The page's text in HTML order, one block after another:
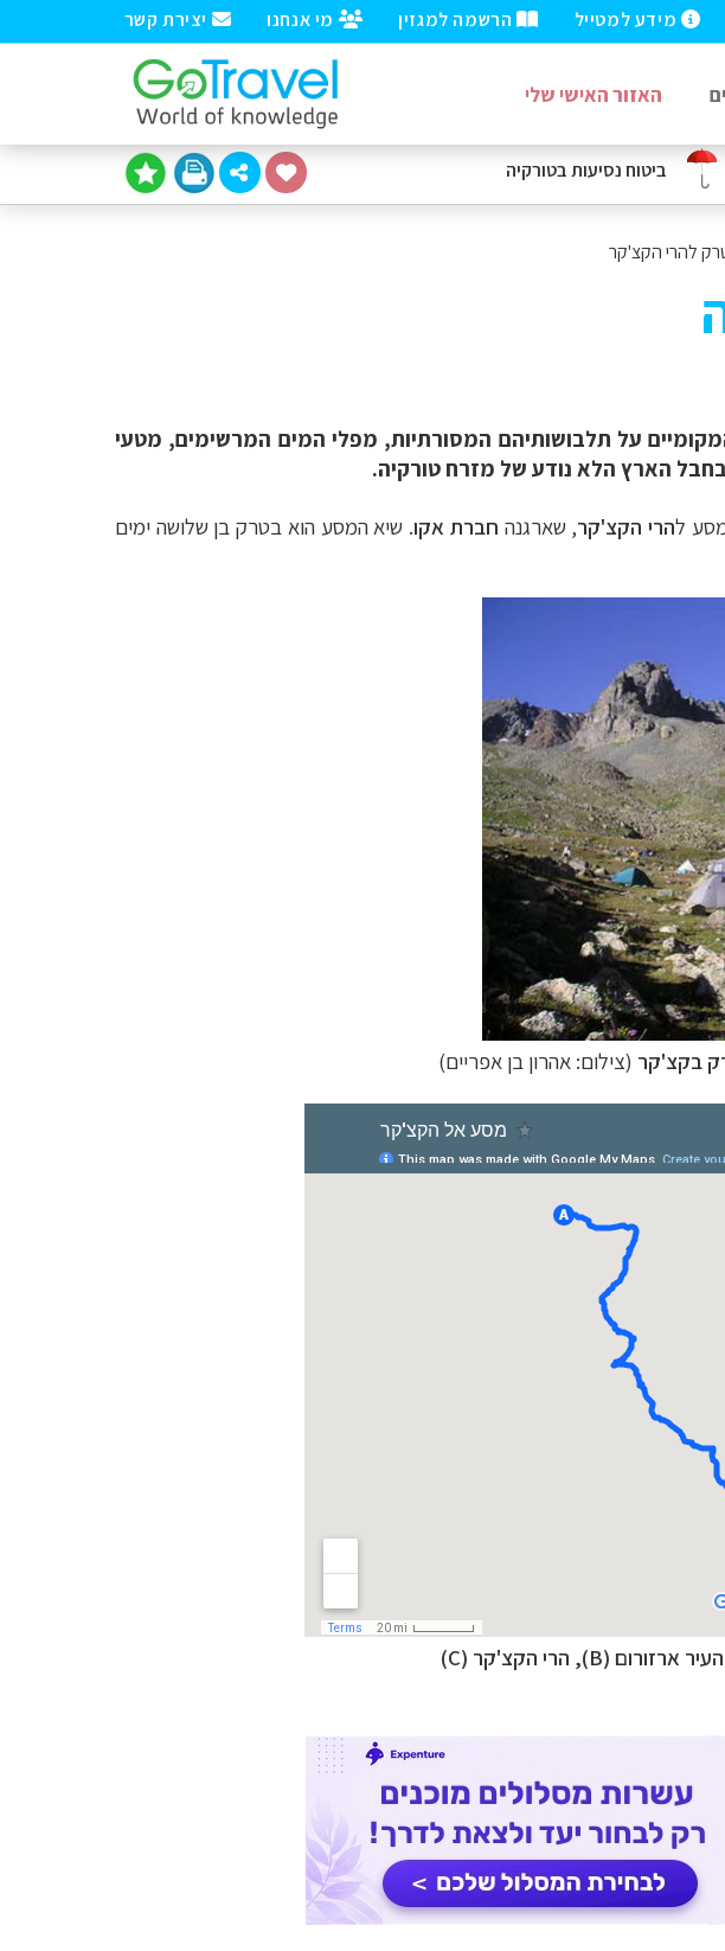
ביטוח נסיעותבטורקיה
יצירת קשר מי אנחנו הרשמה למגזין מידע למטייל
האזור האישי שלי
להרי הקצ'קר
על תלבושותיהם המסורתיות, מפלי המים המרשימים, מטעי
הארץ הלא נודע של מזרח טורקיה.
להרי הקצ'קר, שארגנה חברת אקו. שיא המסע הוא בטרק בן שלושה ימים
בקצ'קר (צילום: אהרון בן אפריים)